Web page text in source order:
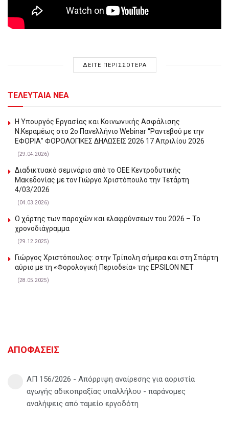
ΔΕΙΤΕ ΠΕΡΙΣΣΟΤΕΡΑ
ΤΕΛΕΥΤΑΙΑ ΝΕΑ
Η Υπουργός Εργασίας και Κοινωνικής Ασφάλισης
Ν.Κεραμέως στο 2o Πανελλήνιο Webinar “Ραντεβού με την
ΕΦΟΡΙΑ” ΦΟΡΟΛΟΓΙΚΕΣ ΔΗΛΩΣΕΙΣ 2026 17 Απριλίου 2026
(29.04.2026)
Διαδικτυακό σεμινάριο από το ΟΕΕ Κεντροδυτικής
Μακεδονίας με τον Γιώργο Χριστόπουλο την Τετάρτη
4/03/2026
(04.03.2026)
Ο χάρτης των παροχών και ελαφρύνσεων του 2026 – Το
χρονοδιάγραμμα
(29.12.2025)
Γιώργος Χριστόπουλος: στην Τρίπολη σήμερα και στη Σπάρτη
αύριο με τη «Φορολογική Περιοδεία» της EPSILON NET
(28.05.2025)
ΑΠΟΦΑΣΕΙΣ
ΑΠ 156/2026 - Απόρριψη αναίρεσης για αοριστία
αγωγής αδικοπραξίας υπαλλήλου - παράνομες
αναλήψεις από ταμείο εργοδότη